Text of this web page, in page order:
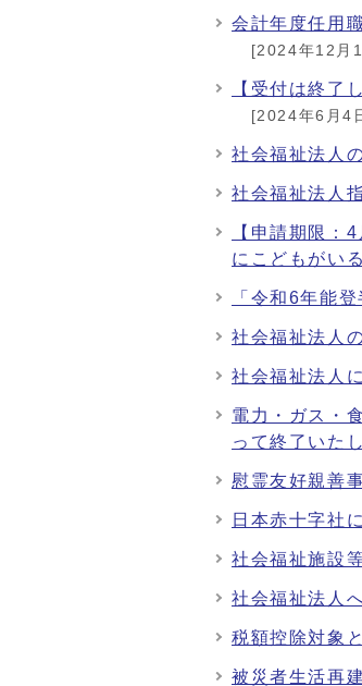
会計年度任用
[2024年12月
【受付は終了
[2024年6月4
社会福祉法人
社会福祉法人
【申請期限：
にこどもがい
「令和6年能
社会福祉法人
社会福祉法人
電力・ガス・
って終了いた
慰霊友好親善
日本赤十字社
社会福祉施設
社会福祉法人
税額控除対象
被災者生活再